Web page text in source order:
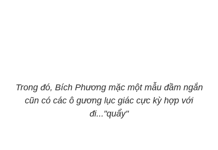
Trong đó, Bích Phương mặc một mẫu đầm ngắn
cũn có các ô gương lục giác cực kỳ hợp với
đi..."quẩy"